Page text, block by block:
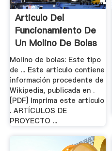
Articulo Del
Funcionamiento De
Un Molino De Bolas
Molino de bolas: Este tipo
de ... Este artículo contiene
información procedente de
Wikipedia, publicada en .
[PDF] Imprima este artículo
. ARTÍCULOS DE
PROYECTO ...